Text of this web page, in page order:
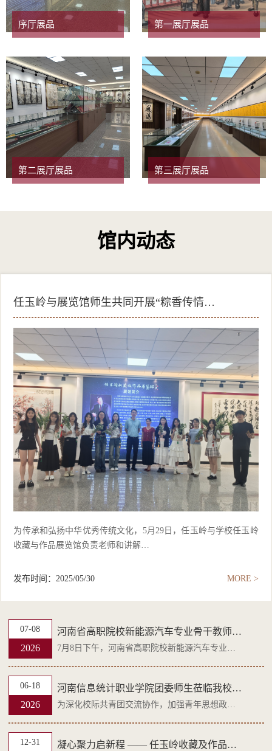
序厅展品 第一展厅展品
第二展厅展品 第三展厅展品
馆内动态
任玉岭与展览馆师生共同开展“粽香传情…
为传承和弘扬中华优秀传统文化，5月29日，任玉岭与学校任玉岭
收藏与作品展览馆负责老师和讲解…
发布时间：2025/05/30 MORE >
07-08
2026
河南省高职院校新能源汽车专业骨干教师…
7月8日下午，河南省高职院校新能源汽车专业…
06-18
2026
河南信息统计职业学院团委师生莅临我校…
为深化校际共青团交流协作，加强青年思想政…
12-31 凝心聚力启新程 —— 任玉岭收藏及作品…